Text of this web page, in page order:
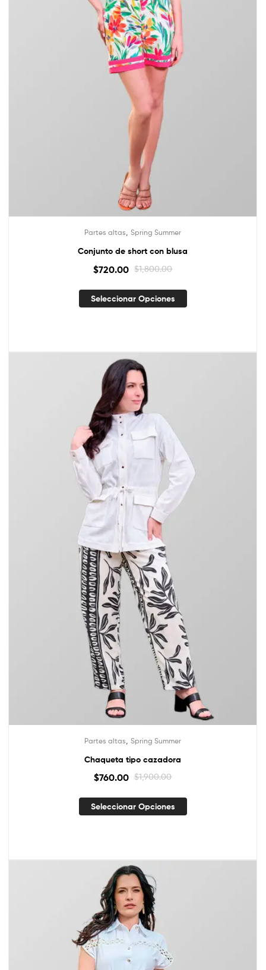
Partes altas Spring Summer
Conjunto de short con blusa
$1,800.00
$720.00
Seleccionar Opciones
Partes altas Spring Summer
Chaqueta tipo cazadora
$1,900.00
$760.00
Seleccionar Opciones